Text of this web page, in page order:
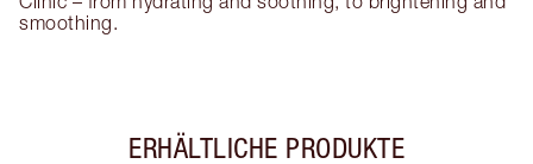
smoothing.
ERHÄLTLICHE PRODUKTE